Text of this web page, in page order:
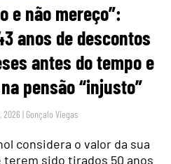
e não mereço”:
anos de descontos
antes do tempo e
pensão “injusto”
2026 | Gonçalo Viegas
considera o valor da sua
sido tirados 50 anos